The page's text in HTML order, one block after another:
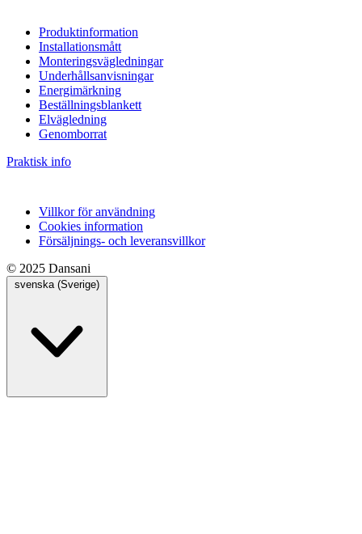
Produktinformation
Installationsmått
Monteringsvägledningar
Underhållsanvisningar
Energimärkning
Beställningsblankett
Elvägledning
Genomborrat
Praktisk info
Villkor för användning
Cookies information
Försäljnings- och leveransvillkor
© 2025 Dansani
svenska (Sverige)